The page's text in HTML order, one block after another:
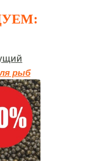
рыб